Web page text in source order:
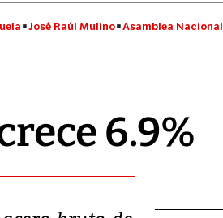
José Raúl Mulino Asamblea Nacional
6.9%